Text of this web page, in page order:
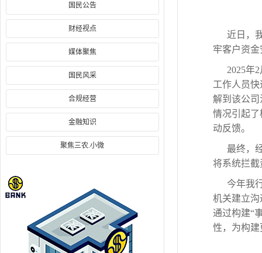
国民公告
财经视点
媒体聚焦
国民风采
合规经营
金融知识
聚焦三农.小微
近日，
牢客户资
2025年
工作人员
解到该公
情况引起
动反馈。
最终，
将系统拦
今年我
机关建立
通过构建“
性，为构